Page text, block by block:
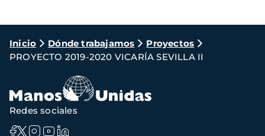
Ruta
de
navegación
Inicio Dónde trabajamos
Proyectos
PROYECTO 2019-2020 VICARÍA SEVILLA II
Redes sociales